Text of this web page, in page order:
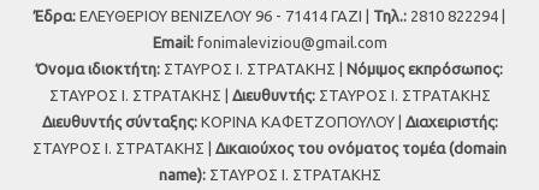
Έδρα: ΕΛΕΥΘΕΡΙΟΥ ΒΕΝΙΖΕΛΟΥ 96 - 71414 ΓΑΖΙ | Τηλ.: 2810 822294 |
Εmail: fonimaleviziou@gmail.com
Όνομα ιδιοκτήτη: ΣΤΑΥΡΟΣ Ι. ΣΤΡΑΤΑΚΗΣ | Νόμιμος εκπρόσωπος:
ΣΤΑΥΡΟΣ Ι. ΣΤΡΑΤΑΚΗΣ | Διευθυντής:ΣΤΑΥΡΟΣ Ι. ΣΤΡΑΤΑΚΗΣ
Διευθυντής σύνταξης:ΚΟΡΙΝΑ ΚΑΦΕΤΖΟΠΟΥΛΟΥ | Διαχειριστής:
ΣΤΑΥΡΟΣ Ι. ΣΤΡΑΤΑΚΗΣ | Δικαιούχος του ονόματος τομέα (domain
name):ΣΤΑΥΡΟΣ Ι. ΣΤΡΑΤΑΚΗΣ